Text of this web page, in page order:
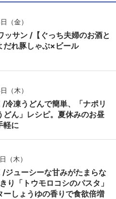
（金）
ッサン /【ぐっち夫婦のお酒と
だれ豚しゃぶ×ビール
（木）
冷凍うどんで簡単、「ナポリ
どん」レシピ。夏休みのお昼
軽に
（木）
ジューシーな甘みがたまらな
り「トウモロコシのパスタ」
ーしょうゆの香りで食欲倍増